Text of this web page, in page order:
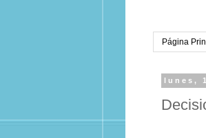
Página
lunes,